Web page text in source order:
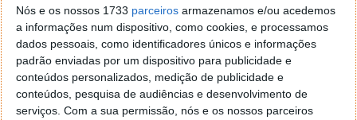
Nós e os nossos 1733 parceiros armazenamos e/ou acedemos
a informações num dispositivo, como cookies, e processamos
dados pessoais, como identificadores únicos e informações
padrão enviadas por um dispositivo para publicidade e
conteúdos personalizados, medição de publicidade e
conteúdos, pesquisa de audiências e desenvolvimento de
serviços. Com a sua permissão, nós e os nossos parceiros